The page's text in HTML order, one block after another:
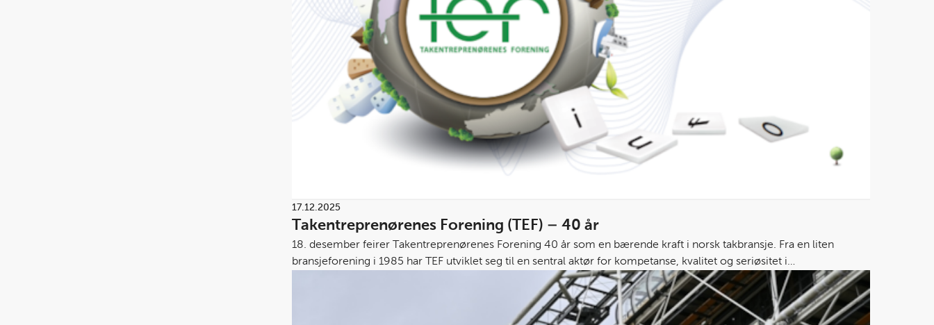
17.12.2025
Takentreprenørenes Forening (TEF) – 40 år
18. desember feirer Takentreprenørenes Forening 40 år som en bærende kraft i norsk takbransje. Fra en liten
bransjeforening i 1985 har TEF utviklet seg til en sentral aktør for kompetanse, kvalitet og seriøsitet i